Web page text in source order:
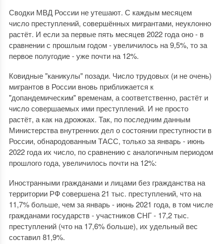
Сводки МВД России не утешают. С каждым месяцем
число преступлений, совершённых мигрантами, неуклонно
растёт. И если за первые пять месяцев 2022 года оно - в
сравнении с прошлым годом - увеличилось на 9,5%, то за
первое полугодие - уже почти на 12%.
Ковидные "каникулы" позади. Число трудовых (и не очень)
мигрантов в России вновь приближается к
"допандемическим" временам, а соответственно, растёт и
число совершаемых ими преступлений. И не просто
растёт, а как на дрожжах. Так, по последним данным
Министерства внутренних дел о состоянии преступности в
России, обнародованным ТАСС, только за январь - июнь
2022 года их число, по сравнению с аналогичным периодом
прошлого года, увеличилось почти на 12%:
Иностранными гражданами и лицами без гражданства на
территории РФ совершена 21 тыс. преступлений, что на
11,7% больше, чем за январь - июнь 2021 года, в том числе
гражданами государств - участников СНГ - 17,2 тыс.
преступлений (что на 17,6% больше), их удельный вес
составил 81,9%.